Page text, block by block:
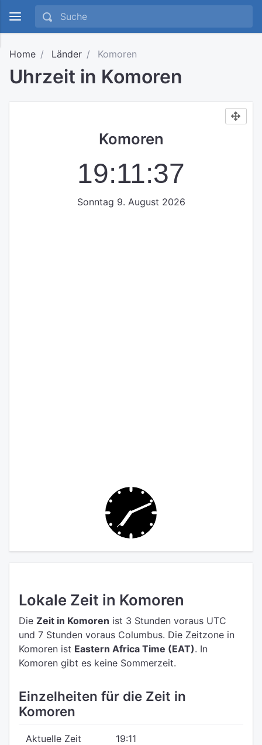
Home Länder Komoren
Uhrzeit in Komoren
Komoren
19:11:37
Sonntag 9. August 2026
Lokale Zeit in Komoren
Die Zeit in Komoren ist 3 Stunden voraus UTC
und 7 Stunden voraus Columbus. Die Zeitzone in
Komoren ist Eastern Africa Time (EAT). In
Komoren gibt es keine Sommerzeit.
Einzelheiten für die Zeit in
Komoren
Aktuelle Zeit 19:11